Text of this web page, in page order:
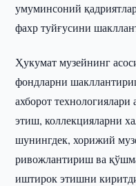
умуминсоний
фахр туйғусини
Ҳукумат музейнинг
фондларни
ахборот
этиш, коллекцияларни
шунингдек, хорижий
ривожлантириш ва
иштирок этишни